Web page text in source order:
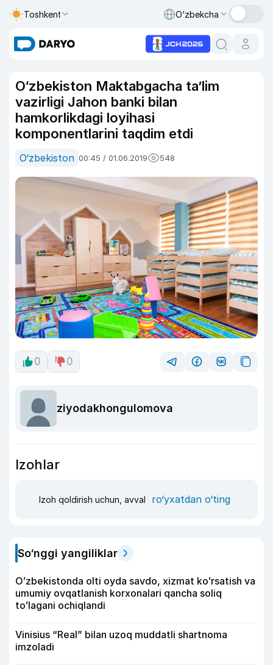
Toshkent O‘zbekcha
O‘zbekiston Maktabgacha ta’lim
vazirligi Jahon banki bilan
hamkorlikdagi loyihasi
komponentlarini taqdim etdi
O‘zbekiston 00:45 / 01.06.2019 548
0 0
ziyodakhongulomova
Izohlar
Izoh qoldirish uchun, avval ro‘yxatdan o‘ting
So‘nggi yangiliklar
Oʻzbekistonda olti oyda savdo, xizmat koʻrsatish va
umumiy ovqatlanish korxonalari qancha soliq
toʻlagani ochiqlandi
Vinisius “Real” bilan uzoq muddatli shartnoma
imzoladi